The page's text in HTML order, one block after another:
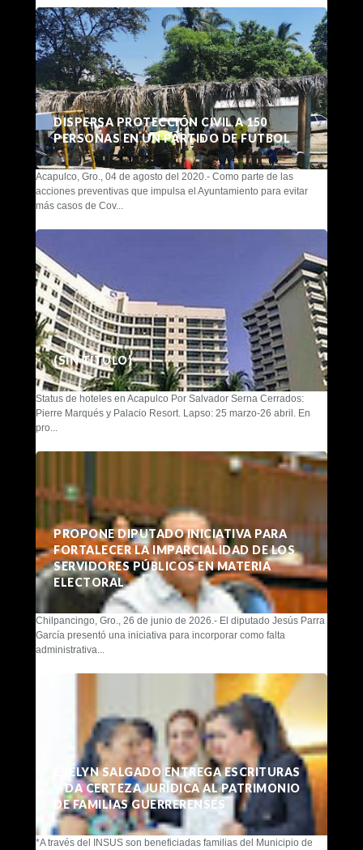
DISPERSA PROTECCIÓN CIVIL A 150
PERSONAS EN UN PARTIDO DE FUTBOL
Acapulco, Gro., 04 de agosto del 2020.- Como parte de las
acciones preventivas que impulsa el Ayuntamiento para evitar
más casos de Cov...
(SIN TÍTULO)
Status de hoteles en Acapulco Por Salvador Serna Cerrados:
Pierre Marqués y Palacio Resort. Lapso: 25 marzo-26 abril. En
pro...
PROPONE DIPUTADO INICIATIVA PARA
FORTALECER LA IMPARCIALIDAD DE LOS
SERVIDORES PÚBLICOS EN MATERIA
ELECTORAL
Chilpancingo, Gro., 26 de junio de 2026.- El diputado Jesús Parra
García presentó una iniciativa para incorporar como falta
administrativa...
EVELYN SALGADO ENTREGA ESCRITURAS
Y DA CERTEZA JURÍDICA AL PATRIMONIO
DE FAMILIAS GUERRERENSES
*A través del INSUS son beneficiadas familias del Municipio de